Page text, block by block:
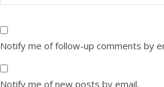
Notify me of follow-up comments by
Notify me of new posts by email.